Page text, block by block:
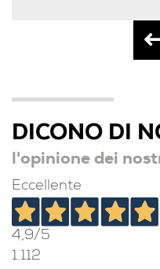
DICONO DI
l'opinione dei
Eccellente
4,9/5
1.112